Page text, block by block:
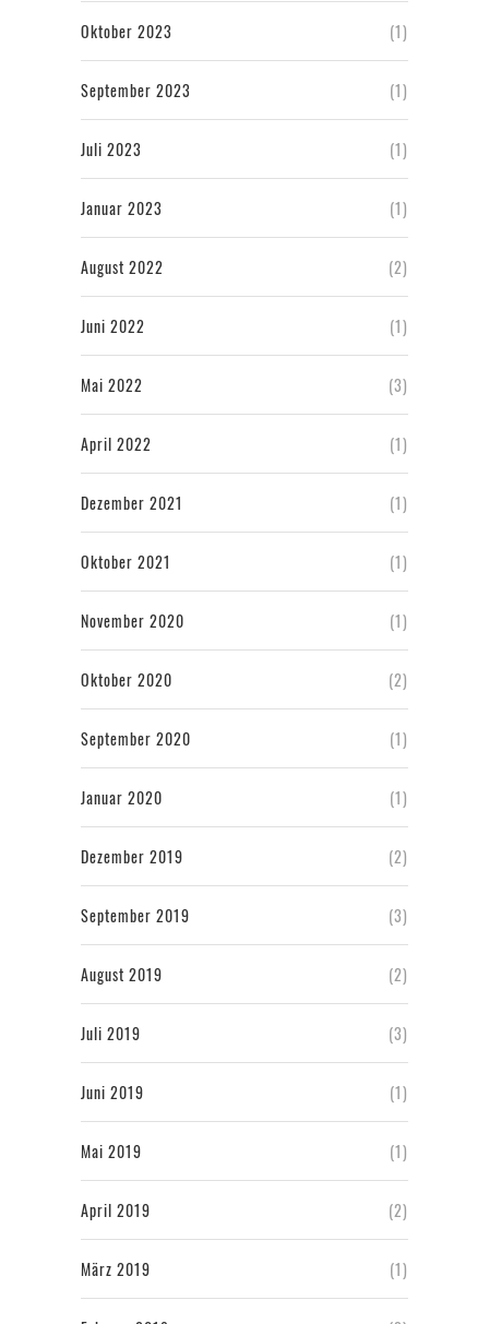
Oktober 2023 (1)
September 2023 (1)
Juli 2023 (1)
Januar 2023 (1)
August 2022 (2)
Juni 2022 (1)
Mai 2022 (3)
April 2022 (1)
Dezember 2021 (1)
Oktober 2021 (1)
November 2020 (1)
Oktober 2020 (2)
September 2020 (1)
Januar 2020 (1)
Dezember 2019 (2)
September 2019 (3)
August 2019 (2)
Juli 2019 (3)
Juni 2019 (1)
Mai 2019 (1)
April 2019 (2)
März 2019 (1)